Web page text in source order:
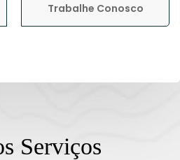
Trabalhe Conosco
Serviços